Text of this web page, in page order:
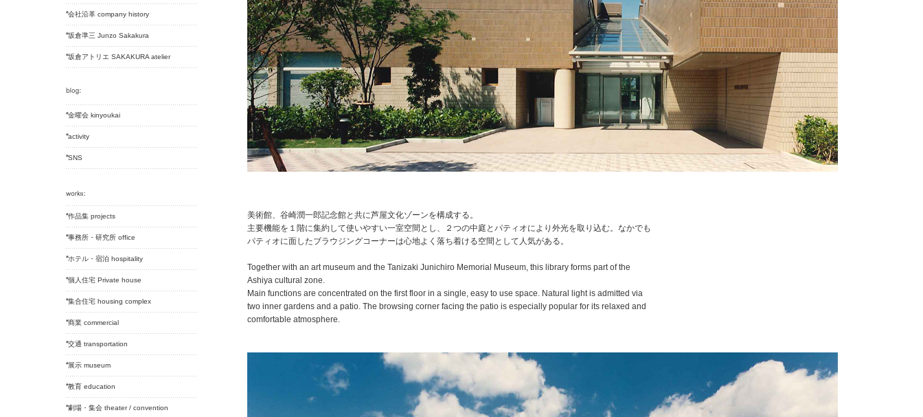
会社沿革 company history
坂倉準三 Junzo Sakakura
坂倉アトリエ SAKAKURA atelier
金曜会 kinyoukai
activity
SNS
作品集 projects
事務所・研究所 office
ホテル・宿泊 hospitality
個人住宅 Private house
集合住宅 housing complex
商業 commercial
交通 transportation
展示 museum
教育 education
劇場・集会 theater / convention
美術館、谷崎潤一郎記念館と共に芦屋文化ゾーンを構成する。
主要機能を１階に集約して使いやすい一室空間とし、２つの中庭とパティオにより外光を取り込む。なかでも
パティオに面したブラウジングコーナーは心地よく落ち着ける空間として人気がある。
Together with an art museum and the Tanizaki Junichiro Memorial Museum, this library forms part of the
Ashiya cultural zone.
Main functions are concentrated on the first floor in a single, easy to use space. Natural light is admitted via
two inner gardens and a patio. The browsing corner facing the patio is especially popular for its relaxed and
comfortable atmosphere.